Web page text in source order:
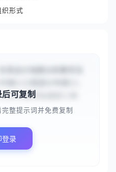
织形式
分布差异及成因}}和
可复制
整提示词并免费复制
登录